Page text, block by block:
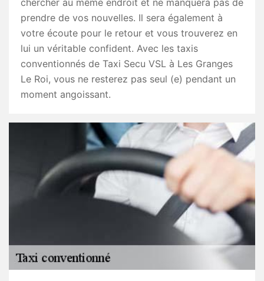
chercher au même endroit et ne manquera pas de
prendre de vos nouvelles. Il sera également à
votre écoute pour le retour et vous trouverez en
lui un véritable confident. Avec les taxis
conventionnés de Taxi Secu VSL à Les Granges
Le Roi, vous ne resterez pas seul (e) pendant un
moment angoissant.